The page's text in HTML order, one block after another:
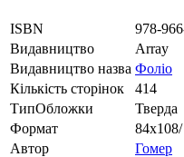
ISBN
978-
Видавництво
Array
Видавництво назва Фоліо
Кількість сторінок
414
ТипОбложки
Тверда
Формат
Автор
Гомер